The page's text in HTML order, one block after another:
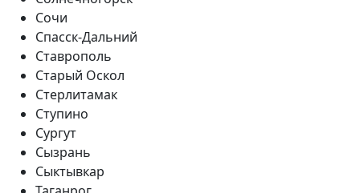
Сочи
Спасск-Дальний
Ставрополь
Старый Оскол
Стерлитамак
Ступино
Сургут
Сызрань
Сыктывкар